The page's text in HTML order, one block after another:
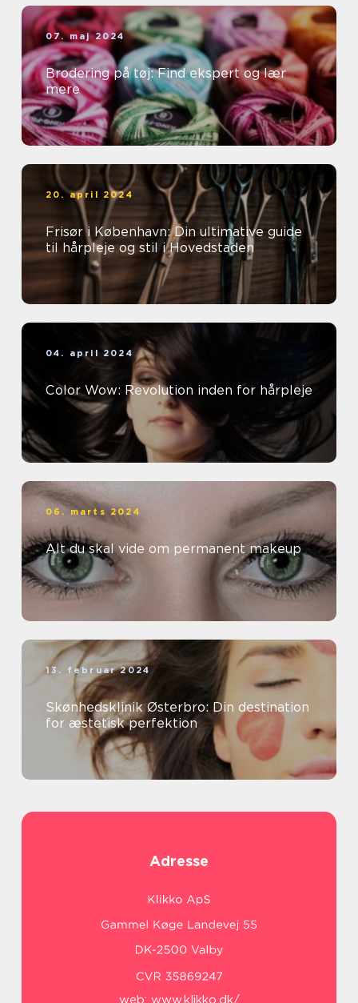
07. maj 2024
Brodering på tøj: Find ekspert og lær
mere
20. april 2024
Frisør i København: Din ultimative guide
til hårpleje og stil i Hovedstaden
04. april 2024
Color Wow: Revolution inden for hårpleje
06. marts 2024
Alt du skal vide om permanent makeup
13. februar 2024
Skønhedsklinik Østerbro: Din destination
for æstetisk perfektion
Adresse
web: www.klikko.dk/